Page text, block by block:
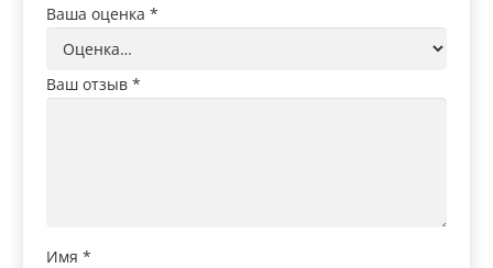
Ваша оценка *
Ваш отзыв *
Имя *